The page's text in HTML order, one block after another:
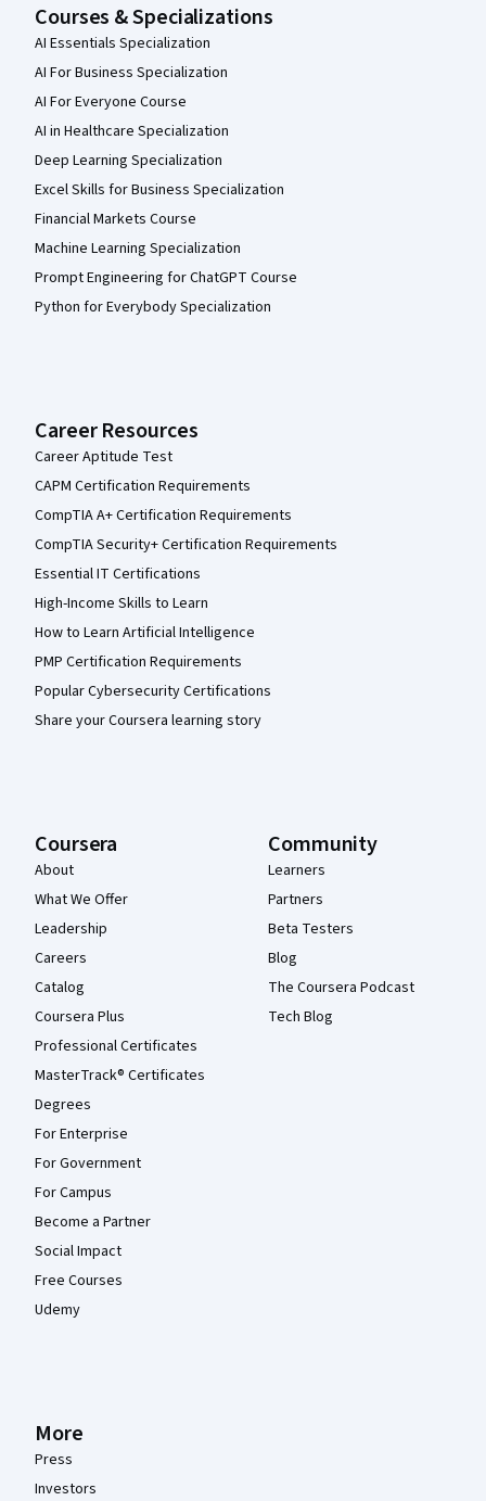
Courses & Specializations
AI Essentials Specialization
AI For Business Specialization
AI For Everyone Course
AI in Healthcare Specialization
Deep Learning Specialization
Excel Skills for Business Specialization
Financial Markets Course
Machine Learning Specialization
Prompt Engineering for ChatGPT Course
Python for Everybody Specialization
Career Resources
Career Aptitude Test
CAPM Certification Requirements
CompTIA A+ Certification Requirements
CompTIA Security+ Certification Requirements
Essential IT Certifications
High-Income Skills to Learn
How to Learn Artificial Intelligence
PMP Certification Requirements
Popular Cybersecurity Certifications
Share your Coursera learning story
Coursera
About
What We Offer
Leadership
Careers
Catalog
Coursera Plus
Professional Certificates
MasterTrack® Certificates
Degrees
For Enterprise
For Government
For Campus
Become a Partner
Social Impact
Free Courses
Udemy
Community
Learners
Partners
Beta Testers
Blog
The Coursera Podcast
Tech Blog
More
Press
Investors